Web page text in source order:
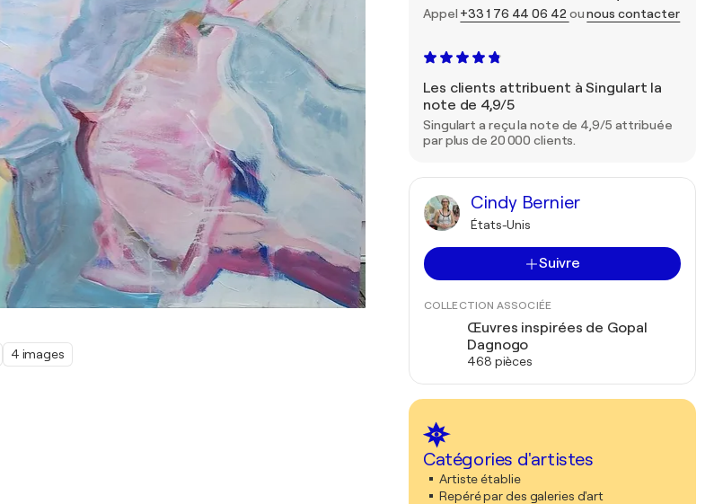
4 images
Appel +33 1 76 44 06 42 ounous contacter
Les clients attribuent à Singulart la
note de 4,9/5
Singulart a reçu la note de 4,9/5 attribuée
par plus de 20 000 clients.
Cindy Bernier
États-Unis
Suivre
COLLECTION ASSOCIÉE
Œuvres inspirées de Gopal
Dagnogo
468 pièces
Catégories d'artistes
Artiste établie
Repéré par des galeries d'art